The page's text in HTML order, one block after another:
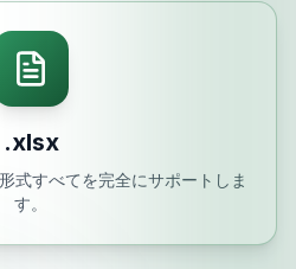
.xlsx
式すべてを完全にサポートしま
す。